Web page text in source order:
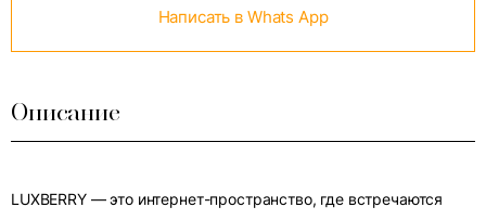
Написать в Whats App
Описание
LUXBERRY — это интернет-пространство, где встречаются